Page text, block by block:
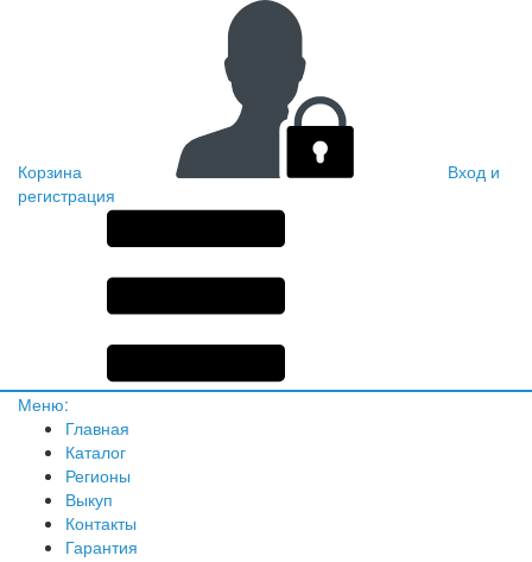
Корзина
Вход и
регистрация
Меню:
Главная
Каталог
Регионы
Выкуп
Контакты
Гарантия